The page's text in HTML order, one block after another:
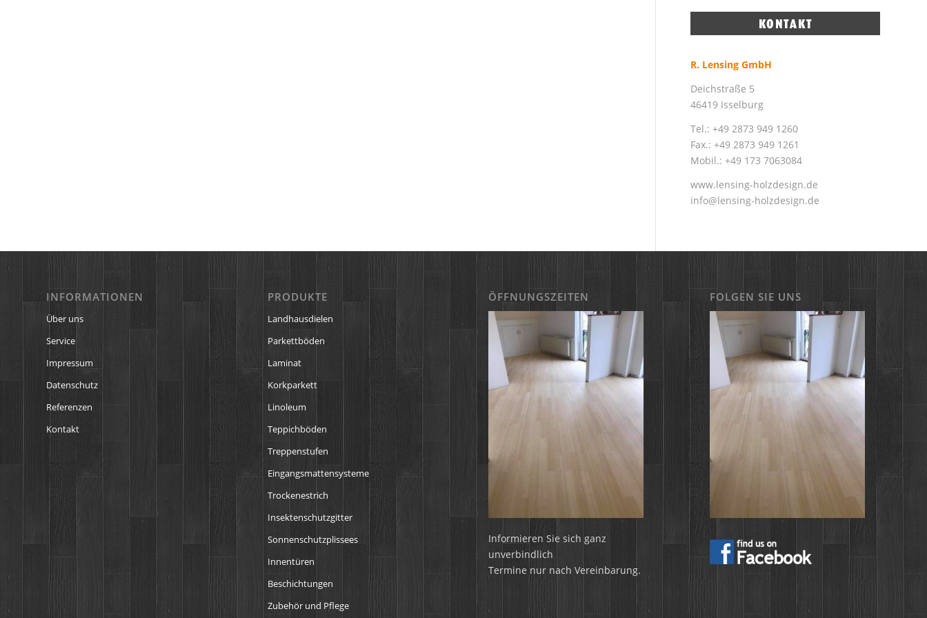
R. Lensing GmbH
Deichstraße 5
46419 Isselburg
Tel.: +49 2873 949 1260
Fax.: +49 2873 949 1261
Mobil.: +49 173 7063084
www.lensing-holzdesign.de
info@lensing-holzdesign.de
INFORMATIONEN
Über uns
Service
Impressum
Datenschutz
Referenzen
Kontakt
PRODUKTE
Landhausdielen
Parkettböden
Laminat
Korkparkett
Linoleum
Teppichböden
Treppenstufen
Eingangsmattensysteme
Trockenestrich
Insektenschutzgitter
Sonnenschutzplissees
Innentüren
Beschichtungen
Zubehör und Pflege
ÖFFNUNGSZEITEN
Informieren Sie sich ganz
unverbindlich
Termine nur nach Vereinbarung.
FOLGEN SIE UNS